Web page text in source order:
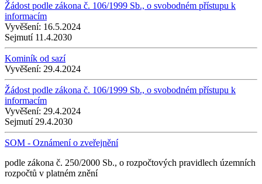
Žádost podle zákona č. 106/1999 Sb., o svobodném přístupu k
informacím
Vyvěšení: 16.5.2024
Sejmutí11.4.2030
Kominík od sazí
Vyvěšení: 29.4.2024
Žádost podle zákona č. 106/1999 Sb., o svobodném přístupu k
informacím
Vyvěšení: 29.4.2024
Sejmutí29.4.2030
SOM - Oznámení o zveřejnění
podle zákona č. 250/2000 Sb., o rozpočtových pravidlech územních
rozpočtů v platném znění